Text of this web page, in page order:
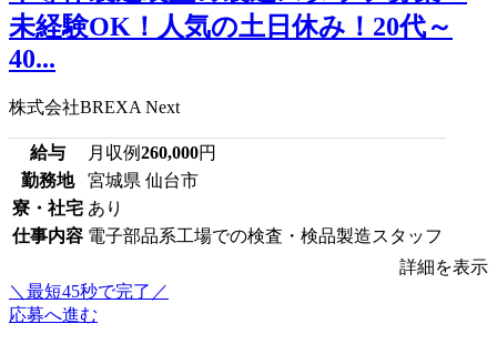
未経験OK！人気の土日休み！20代～
40...
株式会社BREXA Next
給与 月収例260,000円
勤務地
宮城県 仙台市
寮・社宅 あり
仕事内容 電子部品系工場での検査・検品製造スタッフ
詳細を表示
＼最短45秒で完了／
応募へ進む